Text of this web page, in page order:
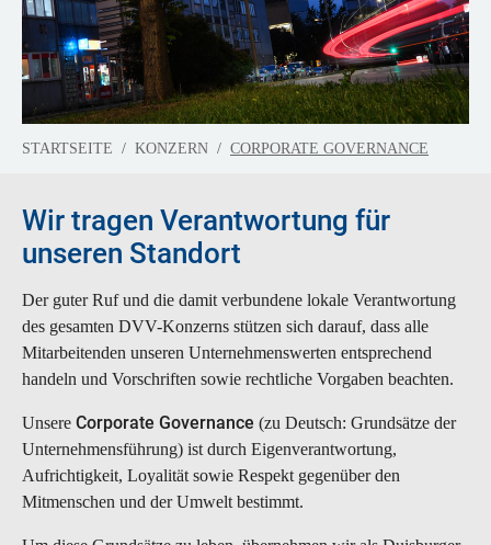
STARTSEITE KONZERN CORPORATE GOVERNANCE
Wir tragen Verantwortung für
unseren Standort
Der guter Ruf und die damit verbundene lokale Verantwortung
des gesamten DVV-Konzerns stützen sich darauf, dass alle
Mitarbeitenden unseren Unternehmenswerten entsprechend
handeln und Vorschriften sowie rechtliche Vorgaben beachten.
Unsere Corporate Governance (zu Deutsch: Grundsätze der
Unternehmensführung) ist durch Eigenverantwortung,
Aufrichtigkeit, Loyalität sowie Respekt gegenüber den
Mitmenschen und der Umwelt bestimmt.